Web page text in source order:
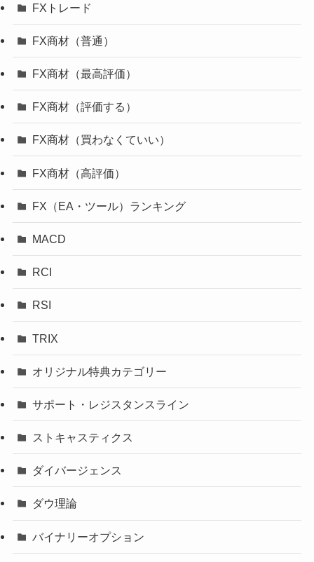
FXトレード
FX商材（普通）
FX商材（最高評価）
FX商材（評価する）
FX商材（買わなくていい）
FX商材（高評価）
FX（EA・ツール）ランキング
MACD
RCI
RSI
TRIX
オリジナル特典カテゴリー
サポート・レジスタンスライン
ストキャスティクス
ダイバージェンス
ダウ理論
バイナリーオプション